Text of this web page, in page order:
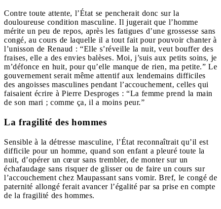
Contre toute attente, l’État se pencherait donc sur la
douloureuse condition masculine. Il jugerait que l’homme
mérite un peu de repos, après les fatigues d’une grossesse sans
congé, au cours de laquelle il a tout fait pour pouvoir chanter à
l’unisson de Renaud : “Elle s’réveille la nuit, veut bouffer des
fraises, elle a des envies balèses. Moi, j’suis aux petits soins, je
m’défonce en huit, pour qu’elle manque de rien, ma petite.” Le
gouvernement serait même attentif aux lendemains difficiles
des angoisses masculines pendant l’accouchement, celles qui
faisaient écrire à Pierre Desproges : “La femme prend la main
de son mari ; comme ça, il a moins peur.”
La fragilité des hommes
Sensible à la détresse masculine, l’État reconnaîtrait qu’il est
difficile pour un homme, quand son enfant a pleuré toute la
nuit, d’opérer un cœur sans trembler, de monter sur un
échafaudage sans risquer de glisser ou de faire un cours sur
l’accouchement chez Maupassant sans vomir. Bref, le congé de
paternité allongé ferait avancer l’égalité par sa prise en compte
de la fragilité des hommes.